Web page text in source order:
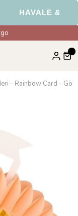
HAVALE & EFT
- Rainbow Card -